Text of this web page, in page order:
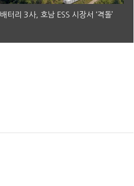
배터리 3사, 호남 ESS 시장서 ‘격돌’